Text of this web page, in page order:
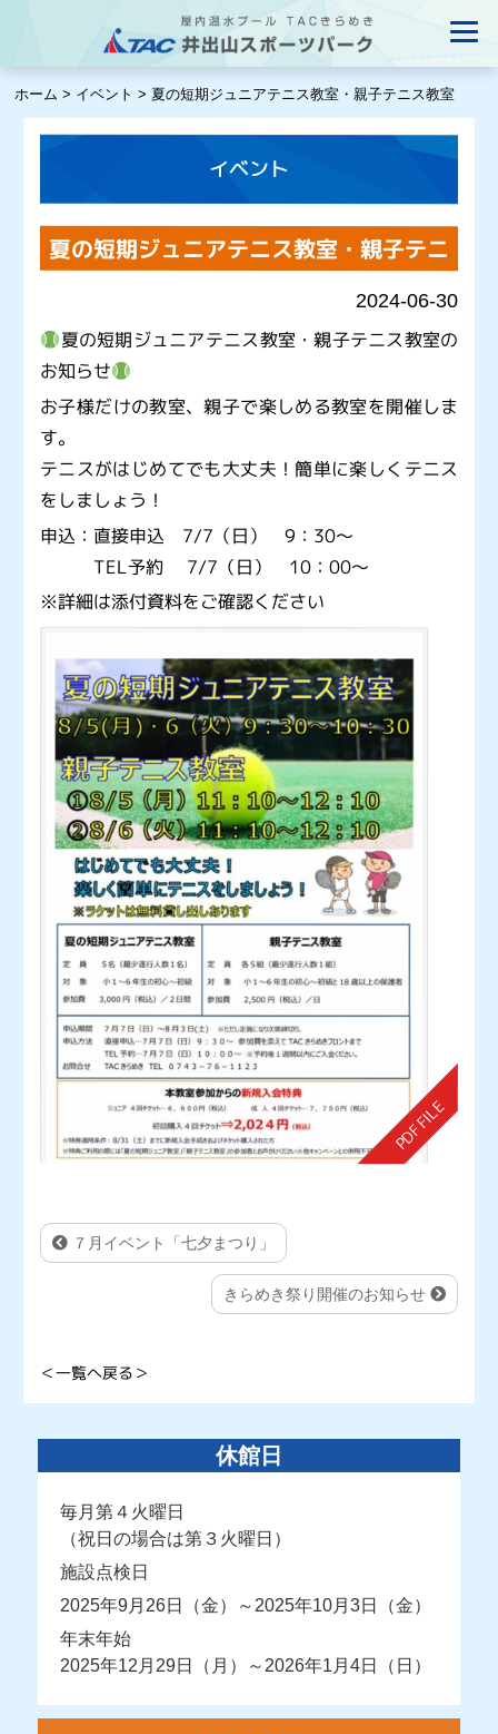
ホーム > イベント > 夏の短期ジュニアテニス教室・親子テニス教室
イベント
夏の短期ジュニアテニス教室・親子テニ
2024-06-30
夏の短期ジュニアテニス教室・親子テニス教室の
お知らせ
お子様だけの教室、親子で楽しめる教室を開催しま
す。
テニスがはじめてでも大丈夫！簡単に楽しくテニス
をしましょう！
申込：直接申込 7/7（日） 9：30～
TEL予約 7/7（日） 10：00～
※詳細は添付資料をご確認ください
７月イベント「七夕まつり」
きらめき祭り開催のお知らせ
＜一覧へ戻る＞
休館日
毎月第４火曜日
（祝日の場合は第３火曜日）
施設点検日
2025年9月26日（金）～2025年10月3日（金）
年末年始
2025年12月29日（月）～2026年1月4日（日）